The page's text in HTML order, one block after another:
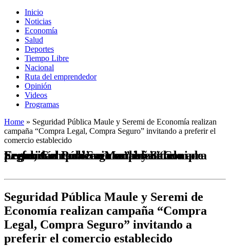
Inicio
Noticias
Economía
Salud
Deportes
Tiempo Libre
Nacional
Ruta del emprendedor
Opinión
Videos
Programas
Home » Seguridad Pública Maule y Seremi de Economía realizan
campaña “Compra Legal, Compra Seguro” invitando a preferir el
comercio establecido
Seguridad Pública Maule y Seremi de Economía realizan campaña “Compra Legal, Compra Seguro” invitando a preferir el comercio establecido
Seguridad Pública Maule y Seremi de
Economía realizan campaña “Compra
Legal, Compra Seguro” invitando a
preferir el comercio establecido